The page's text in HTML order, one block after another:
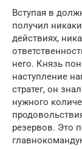
Вступая в
получил
действиях,
него. Князь
наступление
стратег, он
нужного
резервов. Это